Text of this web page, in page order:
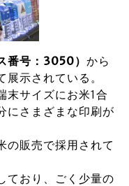
番号：3050） から
示されている。
末サイズにお米1合
にさまざまな印刷が
の販売で採用されて
ており、ごく少量の